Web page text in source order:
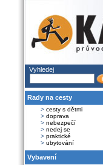
Vyhledej
Rady na cesty
> cesty s dětmi
> doprava
> nebezpečí
> nedej se
> praktické
> ubytování
Vybavení